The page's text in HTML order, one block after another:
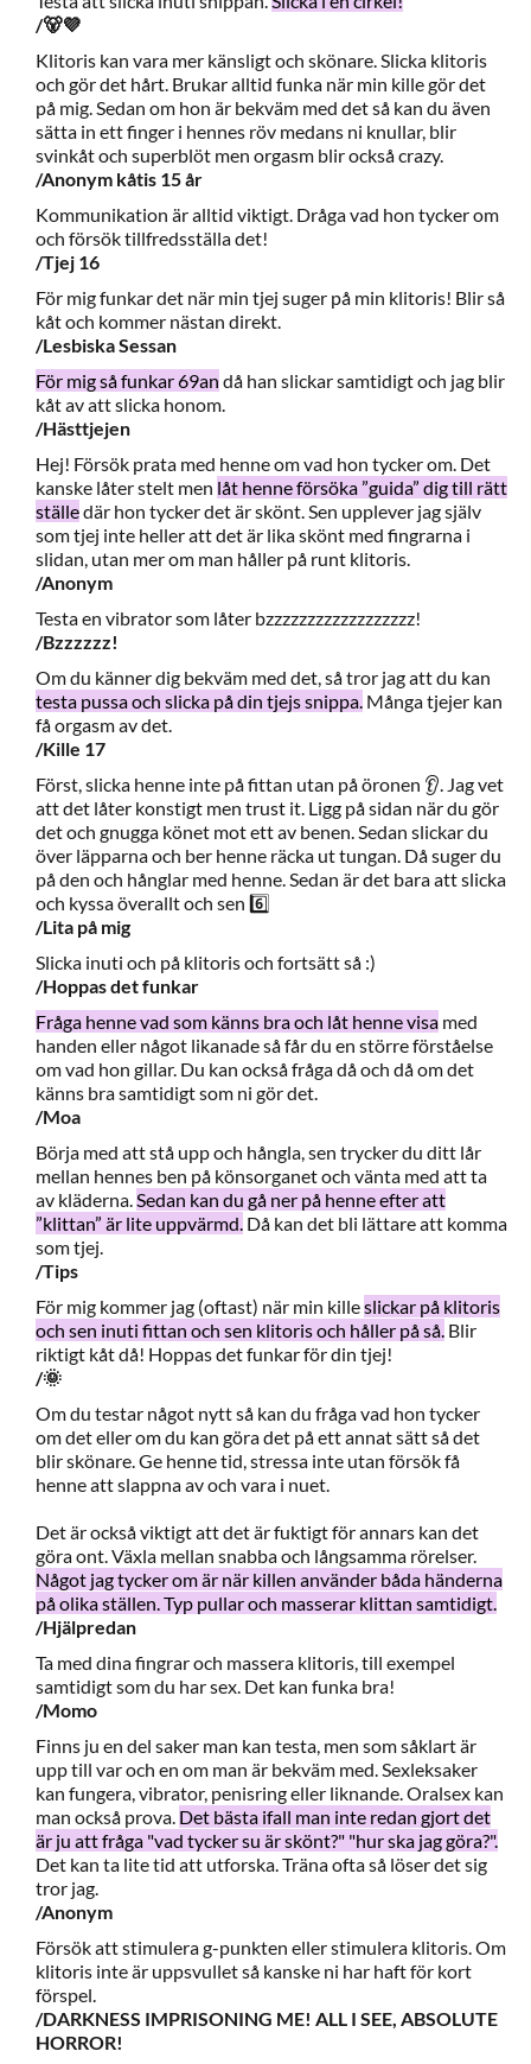
/🐻💜
Klitoris kan vara mer känsligt och skönare. Slicka klitoris
och gör det hårt. Brukar alltid funka när min kille gör det
på mig. Sedan om hon är bekväm med det så kan du även
sätta in ett finger i hennes röv medans ni knullar, blir
svinkåt och superblöt men orgasm blir också crazy.
/Anonym kåtis 15 år
Kommunikation är alltid viktigt. Dråga vad hon tycker om
och försök tillfredsställa det!
/Tjej 16
För mig funkar det när min tjej suger på min klitoris! Blir så
kåt och kommer nästan direkt.
/Lesbiska Sessan
För mig så funkar 69an då han slickar samtidigt och jag blir
kåt av att slicka honom.
/Hästtjejen
Hej! Försök prata med henne om vad hon tycker om. Det
kanske låter stelt men låt henne försöka ”guida” dig till rätt
ställedär hon tycker det är skönt. Sen upplever jag själv
som tjej inte heller att det är lika skönt med fingrarna i
slidan, utan mer om man håller på runt klitoris.
/Anonym
Testa en vibrator som låter bzzzzzzzzzzzzzzzzzz!
/Bzzzzzz!
Om du känner dig bekväm med det, så tror jag att du kan
testa pussa och slicka på din tjejs snippa. Många tjejer kan
få orgasm av det.
/Kille 17
Först, slicka henne inte på fittan utan på öronen 👂. Jag vet
att det låter konstigt men trust it. Ligg på sidan när du gör
det och gnugga könet mot ett av benen. Sedan slickar du
över läpparna och ber henne räcka ut tungan. Då suger du
på den och hånglar med henne. Sedan är det bara att slicka
och kyssa överallt och sen 6️⃣
/Lita på mig
Slicka inuti och på klitoris och fortsätt så :)
/Hoppas det funkar
Fråga henne vad som känns bra och låt henne visa med
handen eller något likanade så får du en större förståelse
om vad hon gillar. Du kan också fråga då och då om det
känns bra samtidigt som ni gör det.
/Moa
Börja med att stå upp och hångla, sen trycker du ditt lår
mellan hennes ben på könsorganet och vänta med att ta
av kläderna.Sedan kan du gå ner på henne efter att
”klittan” är lite uppvärmd. Då kan det bli lättare att komma
som tjej.
/Tips
För mig kommer jag (oftast) när min killeslickar på klitoris
och sen inuti fittan och sen klitoris och håller på så. Blir
riktigt kåt då! Hoppas det funkar för din tjej!
/🌞
Om du testar något nytt så kan du fråga vad hon tycker
om det eller om du kan göra det på ett annat sätt så det
blir skönare. Ge henne tid, stressa inte utan försök få
henne att slappna av och vara i nuet.
Det är också viktigt att det är fuktigt för annars kan det
göra ont. Växla mellan snabba och långsamma rörelser.
Något jag tycker om är när killen använder båda händerna
på olika ställen. Typ pullar och masserar klittan samtidigt.
/Hjälpredan
Ta med dina fingrar och massera klitoris, till exempel
samtidigt som du har sex. Det kan funka bra!
/Momo
Finns ju en del saker man kan testa, men som såklart är
upp till var och en om man är bekväm med. Sexleksaker
kan fungera, vibrator, penisring eller liknande. Oralsex kan
man också prova. Det bästa ifall man inte redan gjort det
är ju att fråga "vad tycker su är skönt?" "hur ska jag göra?".
Det kan ta lite tid att utforska. Träna ofta så löser det sig
tror jag.
/Anonym
Försök att stimulera g-punkten eller stimulera klitoris. Om
klitoris inte är uppsvullet så kanske ni har haft för kort
förspel.
/DARKNESS IMPRISONING ME! ALL I SEE, ABSOLUTE
HORROR!